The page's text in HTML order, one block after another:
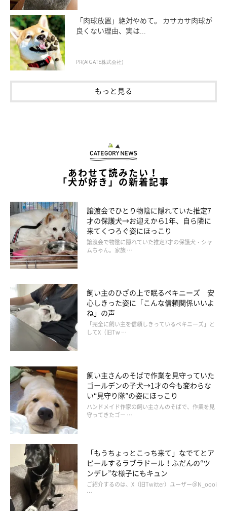
しかし、すぐにその上からタロさんが顎を乗せてきました。
また捕まってしまった娘･･･
また乗ってきた！
「肉球放置」絶対やめて。 カサカサ肉球が
良くない理由、実は...
PR(AIGATE株式会社)
もっと見る
あわせて読みたい！
「犬が好き」の新着記事
譲渡会でひとり物陰に隠れていた推定7
才の保護犬→お迎えから1年、自ら隣に
来てくつろぐ姿にほっこり
譲渡会で物陰に隠れていた推定7才の保護犬・シャ
ムちゃん。家族 …
飼い主のひざの上で眠るペキニーズ 安
心しきった姿に「こんな信頼関係いいよ
ね」の声
「完全に飼い主を信頼しきっているペキニーズ」と
してX（旧Tw …
飼い主さんのそばで作業を見守っていた
ゴールデンの子犬→1才の今も変わらな
い“見守り隊”の姿にほっこり
ハンドメイド作家の飼い主さんのそばで、作業を見
守ってきたゴー …
「もうちょっとこっち来て」なでてとア
ピールするラブラドール！ふだんの“ツ
ンデレ”な様子にもキュン
ご紹介するのは、X（旧Twitter）ユーザー＠N_oooi
…